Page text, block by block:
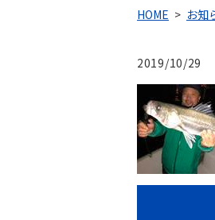
HOME お知
2019/10/29